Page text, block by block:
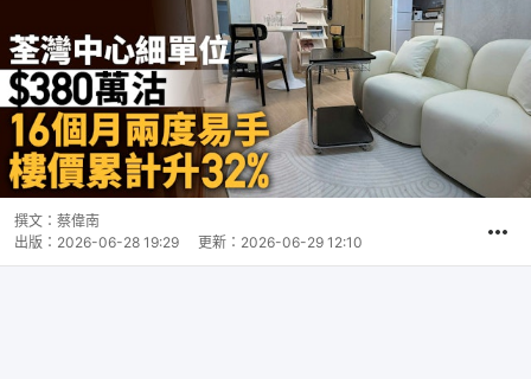
撰文： 蔡偉南
出版： 2026-06-28 19:29 更新： 2026-06-29 12:10